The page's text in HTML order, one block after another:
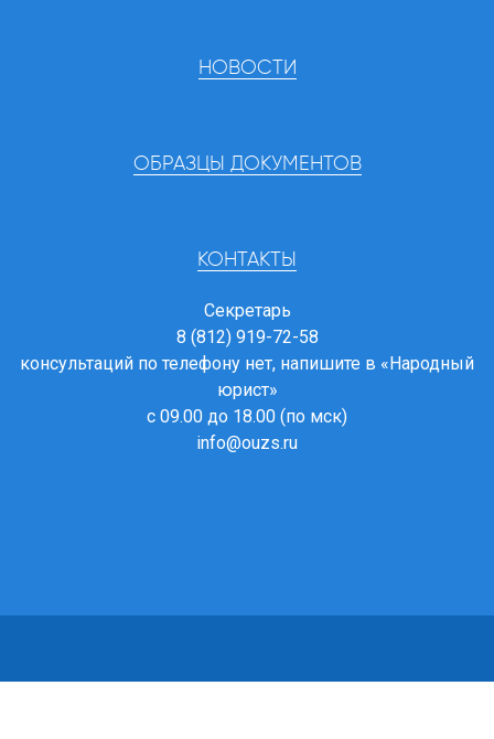
НОВОСТИ
ОБРАЗЦЫ ДОКУМЕНТОВ
КОНТАКТЫ
Секретарь
8 (812) 919-72-58
консультаций по телефону нет, напишите в «Народный
юрист»
с 09.00 до 18.00 (по мск)
info@ouzs.ru